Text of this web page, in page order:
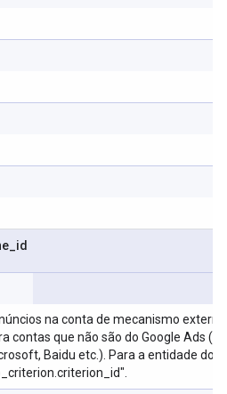
id
na conta de mecanismo
contas que não são do Google Ads
Baidu etc.). Para a entidade do